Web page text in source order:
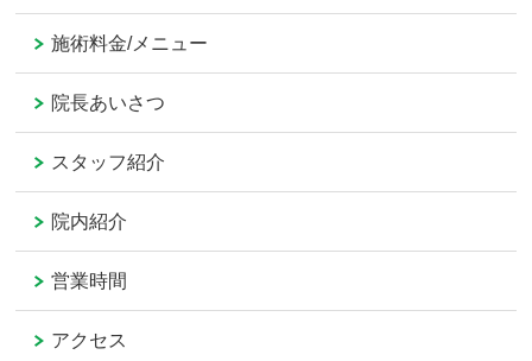
施術料金/メニュー
院長あいさつ
スタッフ紹介
院内紹介
営業時間
アクセス